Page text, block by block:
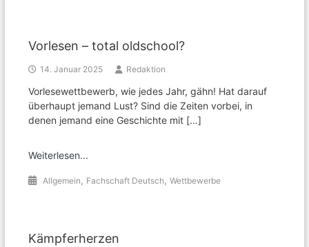
Vorlesen – total oldschool?
14. Januar 2025 Redaktion
Vorlesewettbewerb, wie jedes Jahr, gähn! Hat darauf
überhaupt jemand Lust? Sind die Zeiten vorbei, in
denen jemand eine Geschichte mit […]
Weiterlesen...
Allgemein , Fachschaft Deutsch ,Wettbewerbe
Kämpferherzen